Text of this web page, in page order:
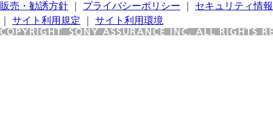
販売・勧誘方針
プライバシーポリシー
セキュリティ情報
サイト利用規定 サイト利用環境